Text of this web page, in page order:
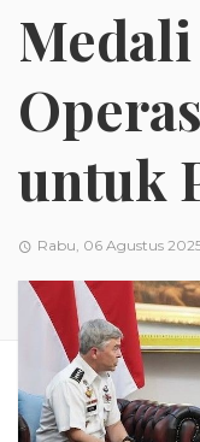
untuk
Rabu, 06 Agustus